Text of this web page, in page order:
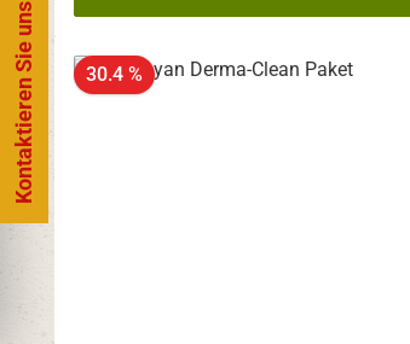
30.4 %
Kontaktieren Sie uns